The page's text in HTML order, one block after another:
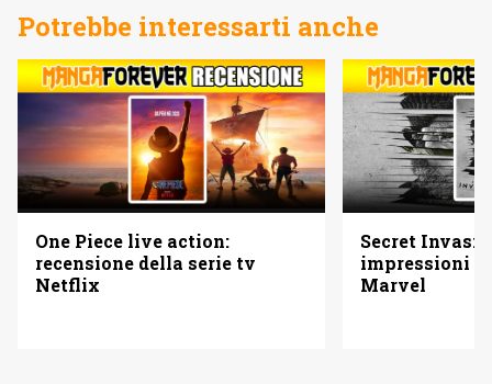
Potrebbe interessarti anche
One Piece live action:
recensione della serie tv
Netflix
Secret
impressioni
Marvel